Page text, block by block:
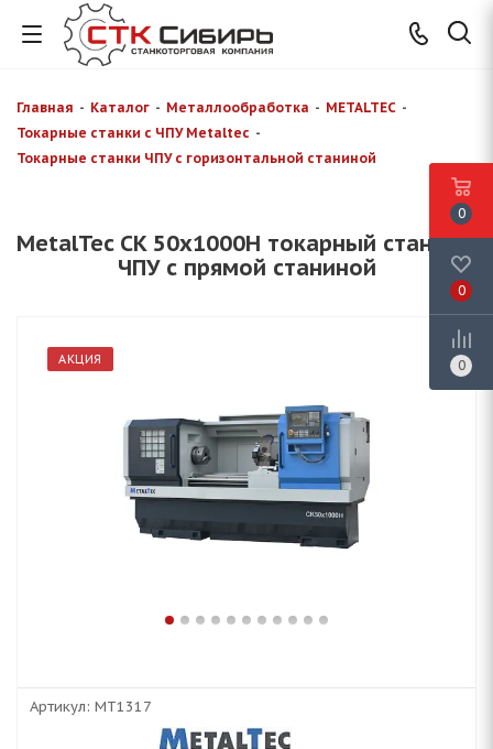
Главная - Каталог - Металлообработка - METALTEC -
Токарные станки с ЧПУ Metaltec -
Токарные станки ЧПУ с горизонтальной станиной
MetalTec CK 50x1000H токарный станок c
ЧПУ с прямой станиной
АКЦИЯ
Артикул: MT1317
0
0
0